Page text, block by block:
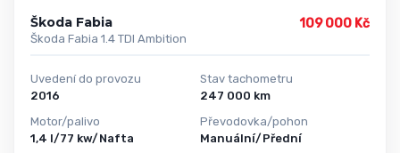
Škoda Fabia
Škoda Fabia 1.4 TDI Ambition
109 000 Kč
Uvedení do provozu
2016
Motor/palivo
1,4 l/77 kw/Nafta
Stav tachometru
247 000 km
Převodovka/pohon
Manuální/Přední